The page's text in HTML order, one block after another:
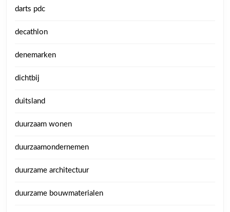
darts pdc
decathlon
denemarken
dichtbij
duitsland
duurzaam wonen
duurzaamondernemen
duurzame architectuur
duurzame bouwmaterialen